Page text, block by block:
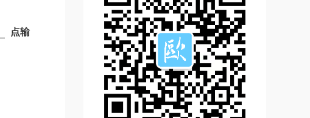
点输